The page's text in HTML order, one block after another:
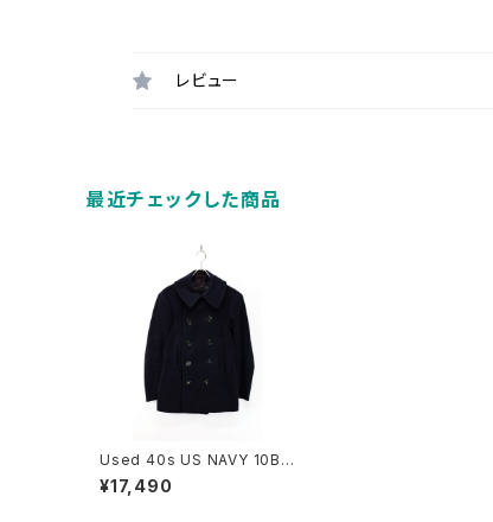
レビュー
最近チェックした商品
Used 40s US NAVY 10But
ton wool P-coat Size 34
-36相当 古着
¥17,490